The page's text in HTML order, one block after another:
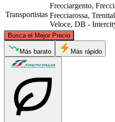
Transportistas
Frecciargento,
Frecciarossa,
Veloce, DB -
Busca el Mejor Precio
Más barato Más rápido